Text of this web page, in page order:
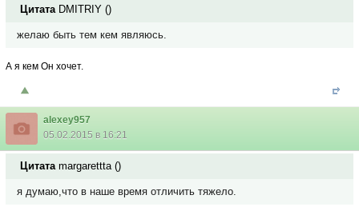
Цитата DMITRIY ()
желаю быть тем кем являюсь.
А я кем Он хочет.
alexey957
05.02.2015 в 16:21
Цитата margarettta()
я думаю,что в наше время отличить тяжело.